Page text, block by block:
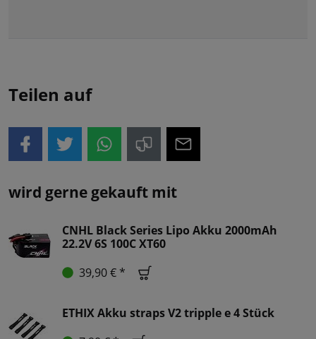
Teilen auf
wird gerne gekauft mit
CNHL Black Series Lipo Akku 2000mAh
22.2V 6S 100C XT60
39,90 € *
ETHIX Akku straps V2 tripple e 4 Stück